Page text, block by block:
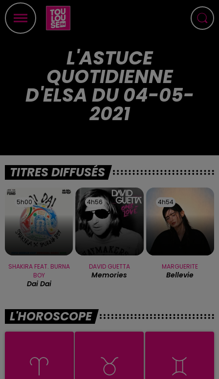
L'ASTUCE
QUOTIDIENNE
D'ELSA DU 04-05-
2021
TITRES DIFFUSÉS
5h00
5h00
SHAKIRA FEAT. BURNA
BOY
Dai Dai
4h56
4h56
DAVID GUETTA
Memories
4h54
4h54
MARGUERITE
Bellevie
L'HOROSCOPE